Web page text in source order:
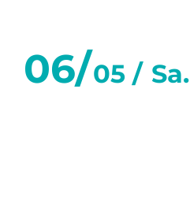
06/05 / Sa.